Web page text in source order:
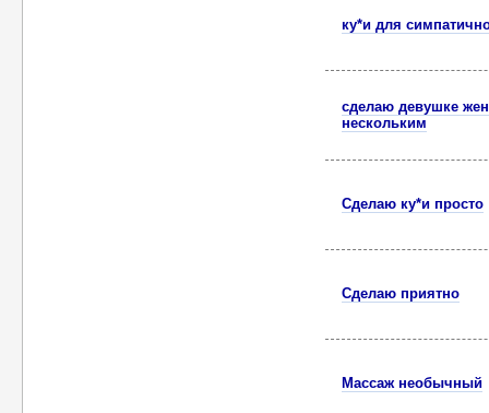
ку*и для
сделаю девушке
нескольким
Сделаю ку*и просто
Сделаю приятно
Массаж необычный